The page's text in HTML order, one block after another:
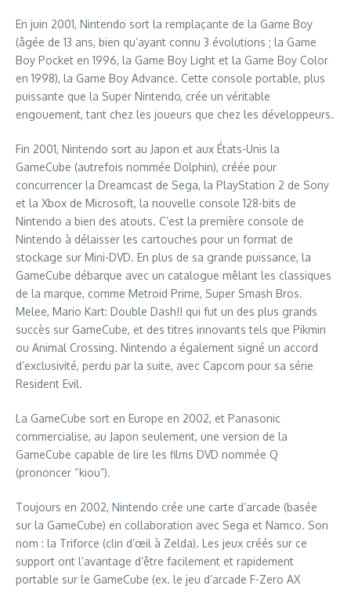
En juin 2001, Nintendo sort la remplaçante de la Game Boy
(âgée de 13 ans, bien qu’ayant connu 3 évolutions ; la Game
Boy Pocket en 1996, la Game Boy Light et la Game Boy Color
en 1998), la Game Boy Advance. Cette console portable, plus
puissante que la Super Nintendo, crée un véritable
engouement, tant chez les joueurs que chez les développeurs.
Fin 2001, Nintendo sort au Japon et aux États-Unis la
GameCube (autrefois nommée Dolphin), créée pour
concurrencer la Dreamcast de Sega, la PlayStation 2 de Sony
et la Xbox de Microsoft, la nouvelle console 128-bits de
Nintendo a bien des atouts. C’est la première console de
Nintendo à délaisser les cartouches pour un format de
stockage sur Mini-DVD. En plus de sa grande puissance, la
GameCube débarque avec un catalogue mêlant les classiques
de la marque, comme Metroid Prime, Super Smash Bros.
Melee, Mario Kart: Double Dash!! qui fut un des plus grands
succès sur GameCube, et des titres innovants tels que Pikmin
ou Animal Crossing. Nintendo a également signé un accord
d’exclusivité, perdu par la suite, avec Capcom pour sa série
Resident Evil.
La GameCube sort en Europe en 2002, et Panasonic
commercialise, au Japon seulement, une version de la
GameCube capable de lire les films DVD nommée Q
(prononcer “kiou”).
Toujours en 2002, Nintendo crée une carte d’arcade (basée
sur la GameCube) en collaboration avec Sega et Namco. Son
nom : la Triforce (clin d’œil à Zelda). Les jeux créés sur ce
support ont l’avantage d’être facilement et rapidement
portable sur le GameCube (ex. le jeu d’arcade F-Zero AX